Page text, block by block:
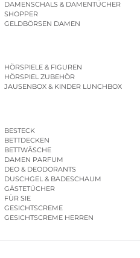
DAMENSCHALS & DAMENTÜCHER
SHOPPER
GELDBÖRSEN DAMEN
HÖRSPIELE & FIGUREN
HÖRSPIEL ZUBEHÖR
JAUSENBOX & KINDER LUNCHBOX
BESTECK
BETTDECKEN
BETTWÄSCHE
DAMEN PARFUM
DEO & DEODORANTS
DUSCHGEL & BADESCHAUM
GÄSTETÜCHER
FÜR SIE
GESICHTSCREME
GESICHTSCREME HERREN